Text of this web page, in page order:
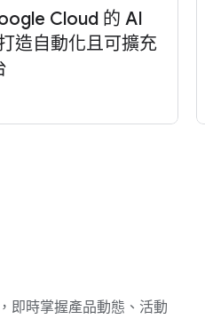
Cloud 的 AI
造自動化且可擴充
即時掌握產品動態、活動